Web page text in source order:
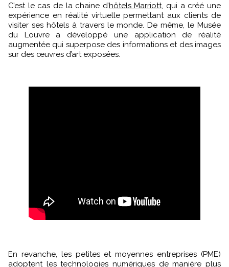
C’est le cas de la chaine d’hôtels Marriott, qui a créé une
expérience en réalité virtuelle permettant aux clients de
visiter ses hôtels à travers le monde. De même, le Musée
du Louvre a développé une application de réalité
augmentée qui superpose des informations et des images
sur des œuvres d’art exposées.
En revanche, les petites et moyennes entreprises (PME)
adoptent les technologies numériques de manière plus